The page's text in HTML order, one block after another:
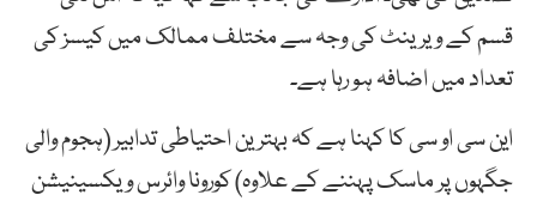
قسم کے ویرینٹ کی وجہ سے مختلف ممالک میں کیسز کی
تعداد میں اضافہ ہو رہا ہے۔
این سی او سی کا کہنا ہے کہ بہترین احتیاطی تدابیر (ہجوم والی
جگہوں پر ماسک پہننے کے علاوہ) کورونا وائرس ویکسینیشن